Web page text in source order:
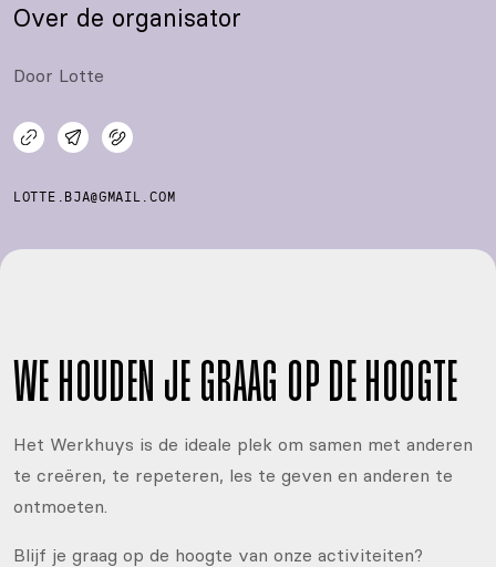
Over de organisator
Door Lotte
LOTTE.BJA@GMAIL.COM
WE HOUDEN JE GRAAG OP DE HOOGTE
Het Werkhuys is de ideale plek om samen met anderen
te creëren, te repeteren, les te geven en anderen te
ontmoeten.
Blijf je graag op de hoogte van onze activiteiten?